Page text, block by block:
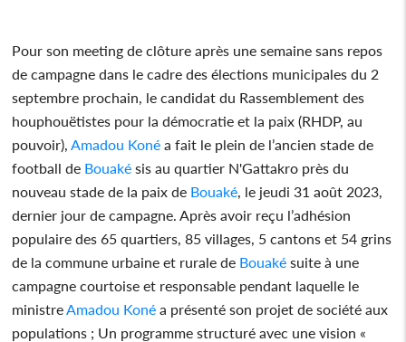
Pour son meeting de clôture après une semaine sans repos
de campagne dans le cadre des élections municipales du 2
septembre prochain, le candidat du Rassemblement des
houphouëtistes pour la démocratie et la paix (RHDP, au
pouvoir), Amadou Koné a fait le plein de l’ancien stade de
football de Bouaké sis au quartier N'Gattakro près du
nouveau stade de la paix de Bouaké, le jeudi 31 août 2023,
dernier jour de campagne. Après avoir reçu l’adhésion
populaire des 65 quartiers, 85 villages, 5 cantons et 54 grins
de la commune urbaine et rurale de Bouaké suite à une
campagne courtoise et responsable pendant laquelle le
ministreAmadou Koné a présenté son projet de société aux
populations ; Un programme structuré avec une vision «